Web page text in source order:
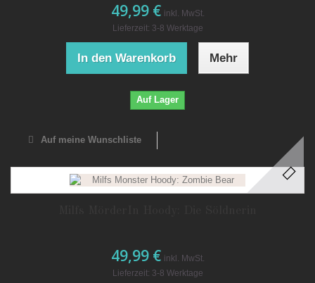
49,99 € inkl. MwSt.
Lieferzeit: 3-8 Werktage
In den Warenkorb Mehr
Auf Lager
Auf meine Wunschliste
49,99 € inkl. MwSt.
Lieferzeit: 3-8 Werktage